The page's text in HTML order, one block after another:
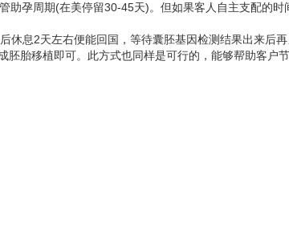
孕周期(在美停留30-45天)。但如果客人自主支配的
息2天左右便能回国，等待囊胚基因检测结果出来后
胎移植即可。此方式也同样是可行的，能够帮助客户